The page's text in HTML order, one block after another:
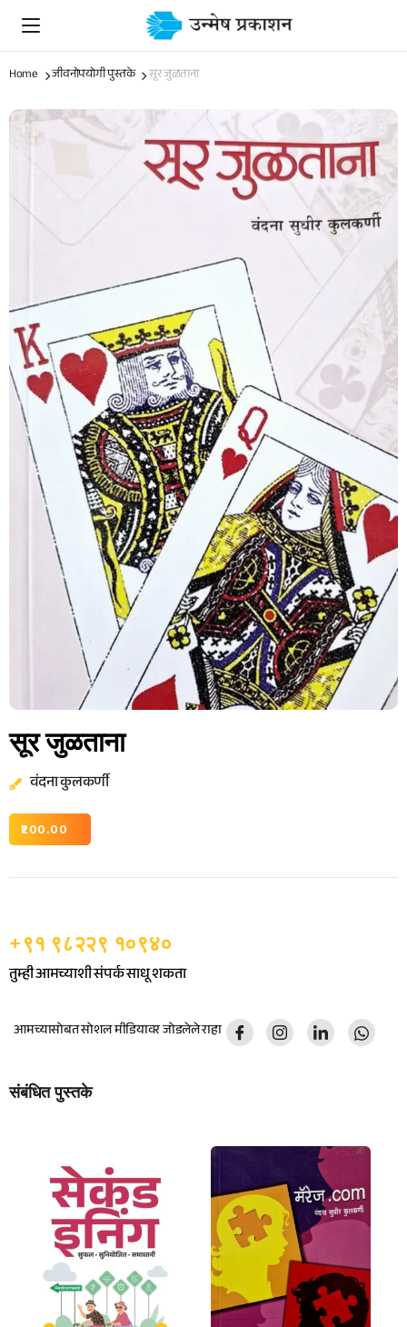
Home जीवनोपयोगी पुस्तके सूर जुळताना
सूर जुळताना
वंदना कुलकर्णी
200.00
+९१ ९८२२९ १०९४०
तुम्ही आमच्याशी संपर्क साधू शकता
आमच्यासोबत सोशल मीडियावर जोडलेले राहा
संबंधित पुस्तके